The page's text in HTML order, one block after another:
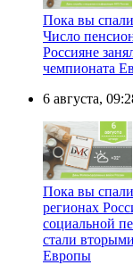
Пока вы
Число
Россияне
чемпионата
6 августа,
Пока вы
регионах
социальной
стали
Европы